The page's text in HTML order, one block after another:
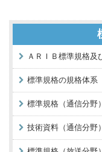
ＡＲＩＢ標準規格及
標準規格の規格体系
標準規格（通信分野
技術資料（通信分野